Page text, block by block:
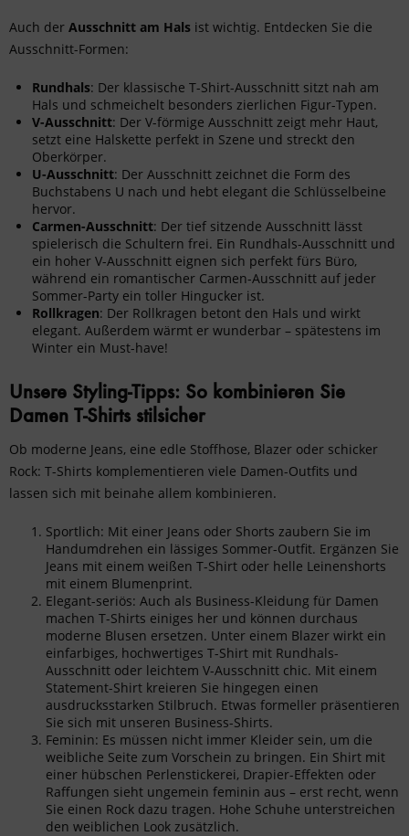
Auch der Ausschnitt am Hals ist wichtig. Entdecken Sie die
Ausschnitt-Formen:
Rundhals: Der klassische T-Shirt-Ausschnitt sitzt nah am
Hals und schmeichelt besonders zierlichen Figur-Typen.
V-Ausschnitt: Der V-förmige Ausschnitt zeigt mehr Haut,
setzt eine Halskette perfekt in Szene und streckt den
Oberkörper.
U-Ausschnitt: Der Ausschnitt zeichnet die Form des
Buchstabens U nach und hebt elegant die Schlüsselbeine
hervor.
Carmen-Ausschnitt: Der tief sitzende Ausschnitt lässt
spielerisch die Schultern frei. Ein Rundhals-Ausschnitt und
ein hoher V-Ausschnitt eignen sich perfekt fürs Büro,
während ein romantischer Carmen-Ausschnitt auf jeder
Sommer-Party ein toller Hingucker ist.
Rollkragen: Der Rollkragen betont den Hals und wirkt
elegant. Außerdem wärmt er wunderbar – spätestens im
Winter ein Must-have!
Unsere Styling-Tipps: So kombinieren Sie
Damen T-Shirts stilsicher
Ob moderne Jeans, eine edle Stoffhose, Blazer oder schicker
Rock: T-Shirts komplementieren viele Damen-Outfits und
lassen sich mit beinahe allem kombinieren.
Sportlich: Mit einer Jeans oder Shorts zaubern Sie im
Handumdrehen ein lässiges Sommer-Outfit. Ergänzen Sie
Jeans mit einem weißen T-Shirt oder helle Leinenshorts
mit einem Blumenprint.
Elegant-seriös: Auch als Business-Kleidung für Damen
machen T-Shirts einiges her und können durchaus
moderne Blusen ersetzen. Unter einem Blazer wirkt ein
einfarbiges, hochwertiges T-Shirt mit Rundhals-
Ausschnitt oder leichtem V-Ausschnitt chic. Mit einem
Statement-Shirt kreieren Sie hingegen einen
ausdrucksstarken Stilbruch. Etwas formeller präsentieren
Sie sich mit unseren Business-Shirts.
Feminin: Es müssen nicht immer Kleider sein, um die
weibliche Seite zum Vorschein zu bringen. Ein Shirt mit
einer hübschen Perlenstickerei, Drapier-Effekten oder
Raffungen sieht ungemein feminin aus – erst recht, wenn
Sie einen Rock dazu tragen. Hohe Schuhe unterstreichen
den weiblichen Look zusätzlich.